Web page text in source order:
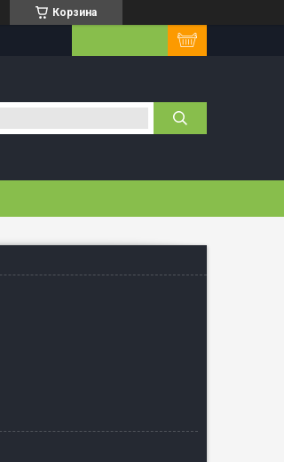
Корзина